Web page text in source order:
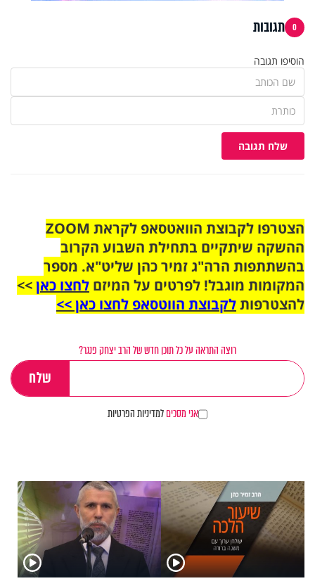
0 תגובות
הוסיפו תגובה
שלח תגובה
הצטרפו לקבוצת הוואטסאפ לקראת ZOOM
ההשקה שיתקיים בתחילת השבוע הקרוב
בהשתתפות הרה"ג זמיר כהן שליט"א. מספר
המקומות מוגבל! לפרטים על המיזם לחצו כאן>>
להצטרפותלקבוצת הווטסאפ לחצו כאן >>
רוצה התראה על כל תוכן חדש של הרב יצחק פנגר?
אני מסכיםלמדיניות הפרטיות